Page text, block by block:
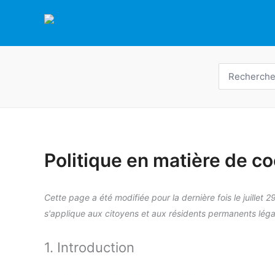
de
:
Politique en matière de
Cette page a été modifiée pour la dernière fois le juillet
s'applique aux citoyens et aux résidents permanents
1. Introduction